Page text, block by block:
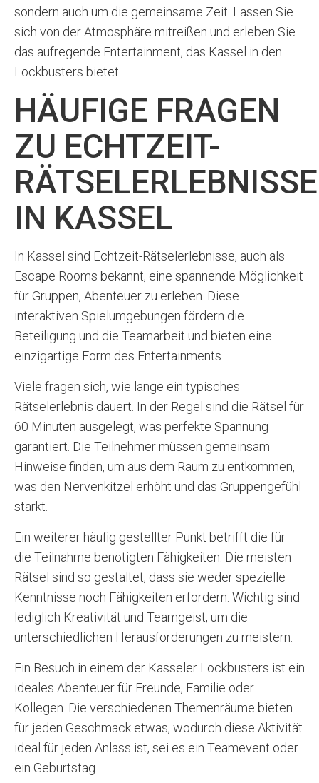
sondern auch um die gemeinsame Zeit. Lassen Sie
sich von der Atmosphäre mitreißen und erleben Sie
das aufregende Entertainment, das Kassel in den
Lockbusters bietet.
HÄUFIGE FRAGEN
ZU ECHTZEIT-
IN KASSEL
In Kassel sind Echtzeit-Rätselerlebnisse, auch als
Escape Rooms bekannt, eine spannende Möglichkeit
für Gruppen, Abenteuer zu erleben. Diese
interaktiven Spielumgebungen fördern die
Beteiligung und die Teamarbeit und bieten eine
einzigartige Form des Entertainments.
Viele fragen sich, wie lange ein typisches
Rätselerlebnis dauert. In der Regel sind die Rätsel für
60 Minuten ausgelegt, was perfekte Spannung
garantiert. Die Teilnehmer müssen gemeinsam
Hinweise finden, um aus dem Raum zu entkommen,
was den Nervenkitzel erhöht und das Gruppengefühl
stärkt.
Ein weiterer häufig gestellter Punkt betrifft die für
die Teilnahme benötigten Fähigkeiten. Die meisten
Rätsel sind so gestaltet, dass sie weder spezielle
Kenntnisse noch Fähigkeiten erfordern. Wichtig sind
lediglich Kreativität und Teamgeist, um die
unterschiedlichen Herausforderungen zu meistern.
Ein Besuch in einem der Kasseler Lockbusters ist ein
ideales Abenteuer für Freunde, Familie oder
Kollegen. Die verschiedenen Themenräume bieten
für jeden Geschmack etwas, wodurch diese Aktivität
ideal für jeden Anlass ist, sei es ein Teamevent oder
ein Geburtstag.